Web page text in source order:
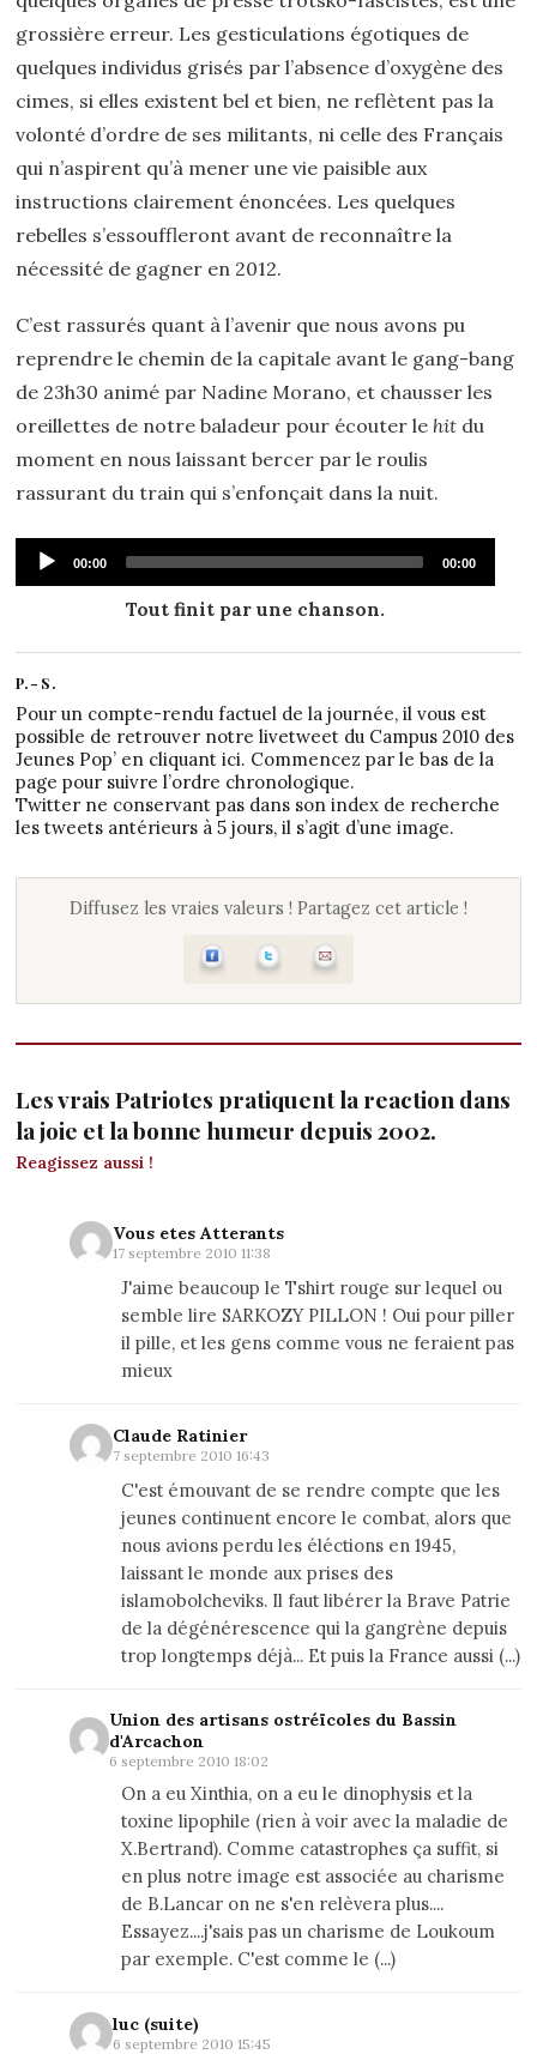
grossière erreur. Les gesticulations égotiques de
quelques individus grisés par l’absence d’oxygène des
cimes, si elles existent bel et bien, ne reflètent pas la
volonté d’ordre de ses militants, ni celle des Français
qui n’aspirent qu’à mener une vie paisible aux
instructions clairement énoncées. Les quelques
rebelles s’essouffleront avant de reconnaître la
nécessité de gagner en 2012.
C’est rassurés quant à l’avenir que nous avons pu
reprendre le chemin de la capitale avant le gang-bang
de 23h30 animé par Nadine Morano, et chausser les
oreillettes de notre baladeur pour écouter le hitdu
moment en nous laissant bercer par le roulis
rassurant du train qui s’enfonçait dans la nuit.
Audio
Player
Current
00:00
Total
00:00
Tout finit par une chanson.
P.-S.
Pour un compte-rendu factuel de la journée, il vous est
possible de retrouver notre livetweet du Campus 2010 des
Jeunes Pop’ en cliquant ici. Commencez par le bas de la
page pour suivre l’ordre chronologique.
Twitter ne conservant pas dans son index de recherche
les tweets antérieurs à 5 jours, il s’agit d’une image.
Diffusez les vraies valeurs ! Partagez cet article !
Les vrais Patriotes pratiquent la reaction dans
la joie et la bonne humeur depuis 2002.
Reagissez aussi !
Vous etes Atterants
17 septembre 2010 11:38
J'aime beaucoup le Tshirt rouge sur lequel ou
semble lire SARKOZY PILLON ! Oui pour piller
il pille, et les gens comme vous ne feraient pas
mieux
Claude Ratinier
7 septembre 2010 16:43
C'est émouvant de se rendre compte que les
jeunes continuent encore le combat, alors que
nous avions perdu les éléctions en 1945,
laissant le monde aux prises des
islamobolcheviks. Il faut libérer la Brave Patrie
de la dégénérescence qui la gangrène depuis
trop longtemps déjà... Et puis la France aussi (...)
Union des artisans ostréïcoles du Bassin
d'Arcachon
6 septembre 2010 18:02
On a eu Xinthia, on a eu le dinophysis et la
toxine lipophile (rien à voir avec la maladie de
X.Bertrand). Comme catastrophes ça suffit, si
en plus notre image est associée au charisme
de B.Lancar on ne s'en relèvera plus....
Essayez....j'sais pas un charisme de Loukoum
par exemple. C'est comme le (...)
luc (suite)
6 septembre 2010 15:45